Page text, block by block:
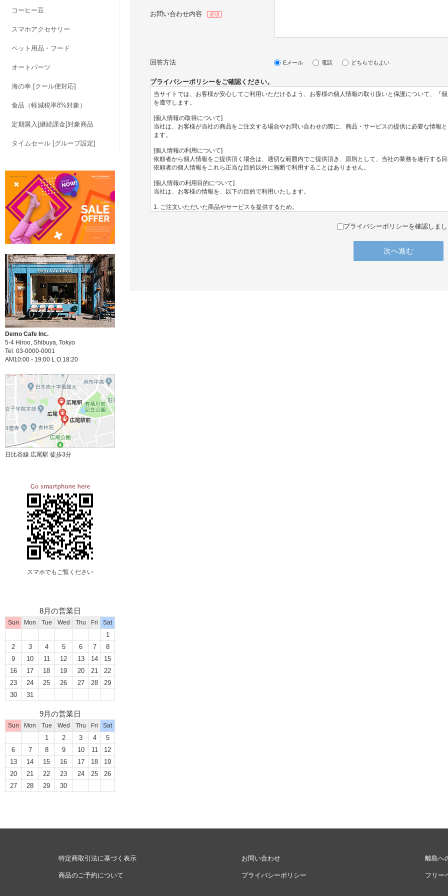
コーヒー豆
スマホアクセサリー
ペット用品・フード
オートパーツ
海の幸 [クール便対応]
食品（軽減税率8%対象）
定期購入[継続課金]対象商品
タイムセール [グループ設定]
Demo Cafe Inc.
5-4 Hiroo, Shibuya, Tokyo
Tel. 03-0000-0001
AM10:00 - 19:00 L.O.18:20
日比谷線 広尾駅 徒歩3分
スマホでもご覧ください
8月の営業日
Sun Mon Tue Wed Thu Fri Sat
1
2
3 4 5 6 7
8
9
10 11 12 13 14
15
16
17 18 19 20 21
22
23
24 25 26 27 28
29
30
31
9月の営業日
Sun Mon Tue Wed Thu Fri Sat
1 2 3 4
5
6
7 8 9 10 11
12
13
14 15 16 17 18
19
20
21 22 23 24 25
26
27
28 29 30
お問い合わせ内容 必須
回答方法 Eメール 電話 どちらでもよい
プライバシーポリシーをご確認ください。
プライバシーポリシーを確認しま
特定商取引法に基づく表示 お問い合わせ 離島へ
商品のご予約について プライバシーポリシー フリー